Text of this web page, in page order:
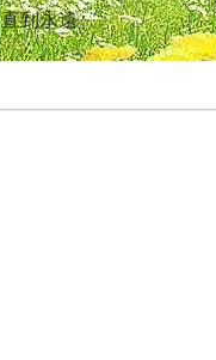
直到永遠。